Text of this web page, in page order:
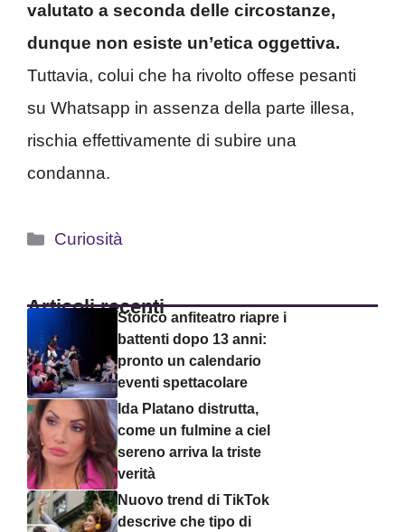
valutato a seconda delle circostanze,
dunque non esiste un’etica oggettiva.
Tuttavia, colui che ha rivolto offese pesanti
su Whatsapp in assenza della parte illesa,
rischia effettivamente di subire una
condanna.
Categorie
Curiosità
Articoli recentiStorico anfiteatro riapre i
battenti dopo 13 anni:
pronto un calendario
eventi spettacolare
Ida Platano distrutta,
come un fulmine a ciel
sereno arriva la triste
verità
Nuovo trend di TikTok
descrive che tipo di